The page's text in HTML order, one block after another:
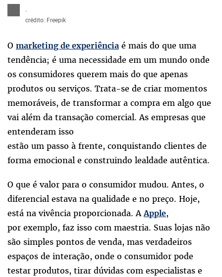
crédito: Freepik
O marketing de experiência é mais do que uma
tendência; é uma necessidade em um mundo onde
os consumidores querem mais do que apenas
produtos ou serviços. Trata-se de criar momentos
memoráveis, de transformar a compra em algo que
vai além da transação comercial. As empresas que
entenderam isso
estão um passo à frente, conquistando clientes de
forma emocional e construindo lealdade autêntica.
O que é valor para o consumidor mudou. Antes, o
diferencial estava na qualidade e no preço. Hoje,
está na vivência proporcionada. AApple,
por exemplo, faz isso com maestria. Suas lojas não
são simples pontos de venda, mas verdadeiros
espaços de interação, onde o consumidor pode
testar produtos, tirar dúvidas com especialistas e